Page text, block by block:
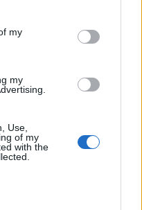
in below Google
my
my
Use,
of my
with the
olyan hibát találtak a
hogy letöltse a
A hiba a
URI kezelőjében